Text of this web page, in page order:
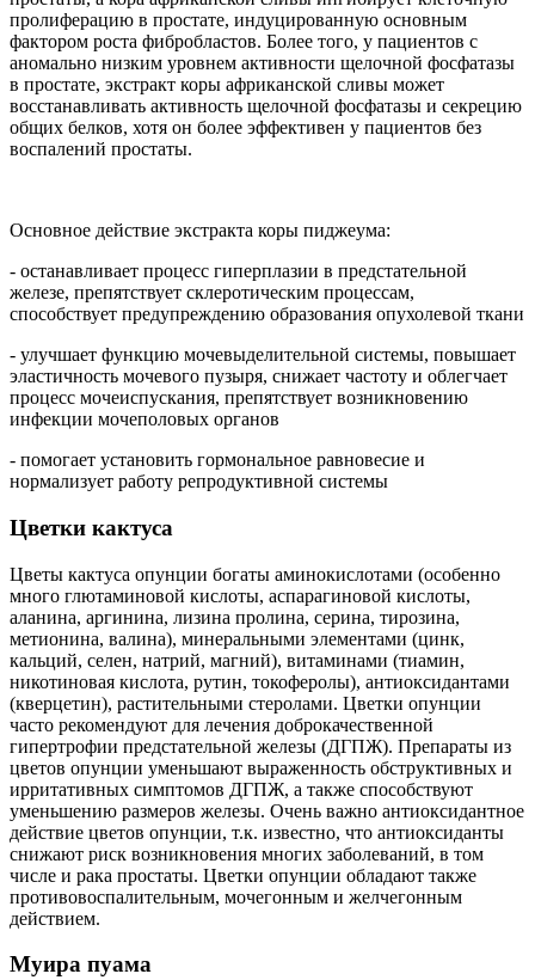
пролиферацию в простате, индуцированную основным
фактором роста фибробластов. Более того, у пациентов с
аномально низким уровнем активности щелочной фосфатазы
в простате, экстракт коры африканской сливы может
восстанавливать активность щелочной фосфатазы и секрецию
общих белков, хотя он более эффективен у пациентов без
воспалений простаты.
Основное действие экстракта коры пиджеума:
- останавливает процесс гиперплазии в предстательной
железе, препятствует склеротическим процессам,
способствует предупреждению образования опухолевой ткани
- улучшает функцию мочевыделительной системы, повышает
эластичность мочевого пузыря, снижает частоту и облегчает
процесс мочеиспускания, препятствует возникновению
инфекции мочеполовых органов
- помогает установить гормональное равновесие и
нормализует работу репродуктивной системы
Цветки кактуса
Цветы кактуса опунции богаты аминокислотами (особенно
много глютаминовой кислоты, аспарагиновой кислоты,
аланина, аргинина, лизина пролина, серина, тирозина,
метионина, валина), минеральными элементами (цинк,
кальций, ceлeн, натрий, магний), витаминами (тиамин,
никотиновая кислота, рутин, токоферолы), антиоксидантами
(кверцетин), растительными стеролами. Цветки опунции
часто рекомендуют для лечения доброкачественной
гипертрофии предстательной железы (ДГПЖ). Препараты из
цветов опунции уменьшают выраженность обструктивных и
ирритативных симптомов ДГПЖ, а также способствуют
уменьшению размеров железы. Очень важно антиоксидантное
действие цветов опунции, т.к. известно, что антиоксиданты
снижают риск возникновения многих заболеваний, в том
числе и рака простаты. Цветки опунции обладают также
противовоспалительным, мочегонным и желчегонным
действием.
Муира пуама